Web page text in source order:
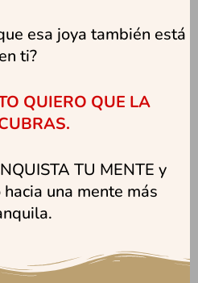
esa joya también está
en ti?
QUIERO QUE LA
TU MENTE y
una mente más